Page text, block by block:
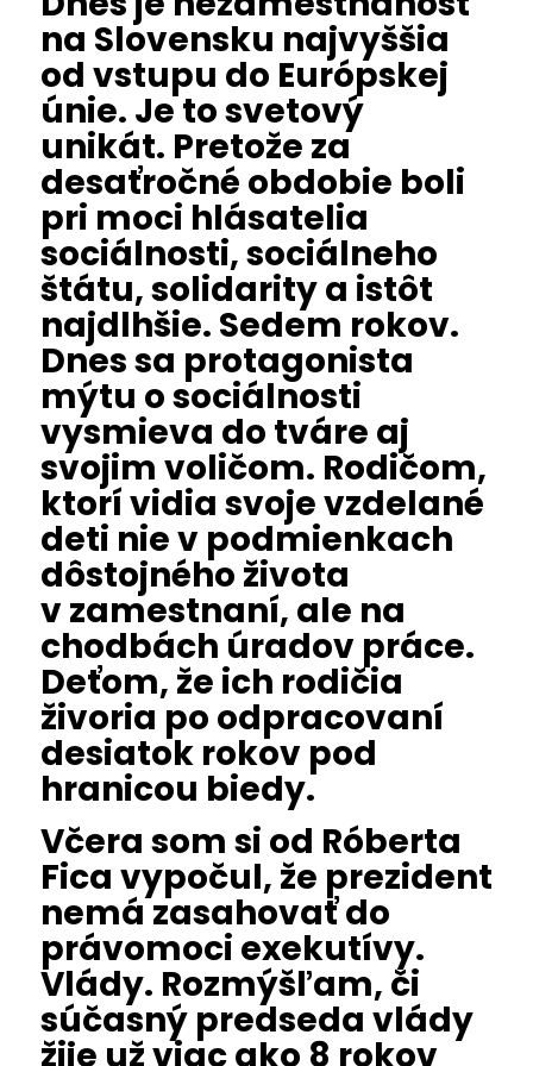
na Slovensku najvyššia
od vstupu do Európskej
únie. Je to svetový
unikát. Pretože za
desaťročné obdobie boli
pri moci hlásatelia
sociálnosti, sociálneho
štátu, solidarity a istôt
najdlhšie. Sedem rokov.
Dnes sa protagonista
mýtu o sociálnosti
vysmieva do tváre aj
svojim voličom. Rodičom,
ktorí vidia svoje vzdelané
deti nie v podmienkach
dôstojného života
v zamestnaní, ale na
chodbách úradov práce.
Deťom, že ich rodičia
živoria po odpracovaní
desiatok rokov pod
hranicou biedy.
Včera som si od Róberta
Fica vypočul, že prezident
nemá zasahovať do
právomoci exekutívy.
Vlády. Rozmýšľam, či
súčasný predseda vlády
žije už viac ako 8 rokov